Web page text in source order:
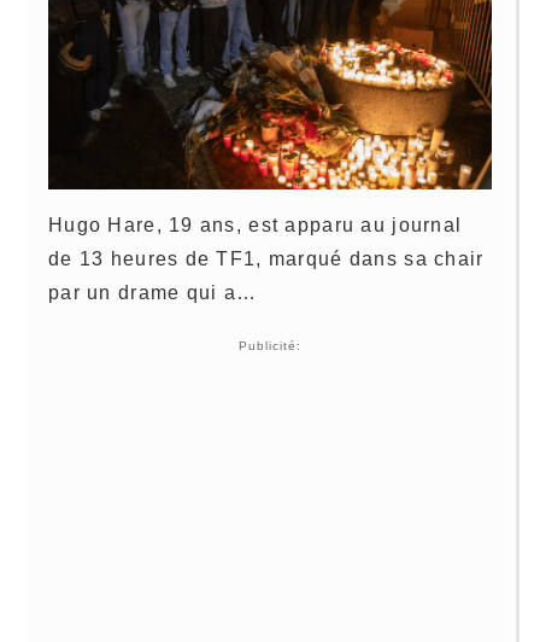
Hugo Hare, 19 ans, est apparu au journal
de 13 heures de TF1, marqué dans sa chair
par un drame qui a…
Publicité: